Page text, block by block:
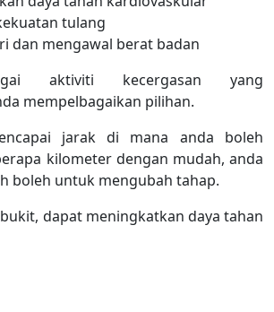
tulang
dan mengawal berat badan
aktiviti kecergasan yang
mempelbagaikan pilihan.
jarak di mana anda boleh
kilometer dengan mudah, anda
boleh untuk mengubah tahap.
dapat meningkatkan daya tahan